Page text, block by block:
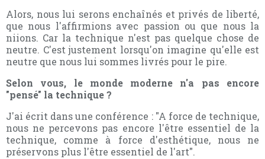
Alors, nous lui serons enchaînés et privés de liberté,
que nous l'affirmions avec passion ou que nous la
niions. Car la technique n'est pas quelque chose de
neutre. C'est justement lorsqu'on imagine qu'elle est
neutre que nous lui sommes livrés pour le pire.
Selon vous, le monde moderne n'a pas encore
"pensé" la technique ?
J'ai écrit dans une conférence : "A force de technique,
nous ne percevons pas encore l'être essentiel de la
technique, comme à force d'esthétique, nous ne
préservons plus l'être essentiel de l'art".